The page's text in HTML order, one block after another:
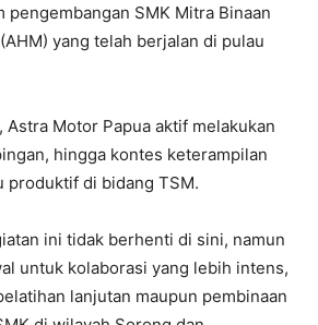
pengembangan SMK Mitra Binaan
yang telah berjalan di pulau
Motor Papua aktif melakukan
hingga kontes keterampilan
produktif di bidang TSM.
ini tidak berhenti di sini, namun
untuk kolaborasi yang lebih intens,
lanjutan maupun pembinaan